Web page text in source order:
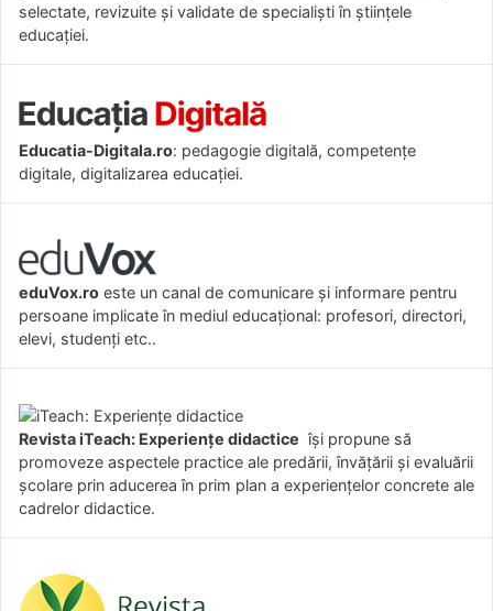
selectate, revizuite și validate de specialiști în științele
educației.
Educatia-Digitala.ro: pedagogie digitală, competențe
digitale, digitalizarea educației.
eduVox.ro este un canal de comunicare și informare pentru
persoane implicate în mediul educațional: profesori, directori,
elevi, studenți etc..
Revista iTeach: Experienţe didactice îşi propune să
promoveze aspectele practice ale predării, învăţării şi evaluării
şcolare prin aducerea în prim plan a experienţelor concrete ale
cadrelor didactice.